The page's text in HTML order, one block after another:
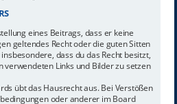
eines Beitrags, dass er keine
geltendes Recht oder die guten Sitten
dass du das Recht besitzt,
verwendeten Links und Bilder zu setzen
übt das Hausrecht aus. Bei Verstößen
oder anderer im Board